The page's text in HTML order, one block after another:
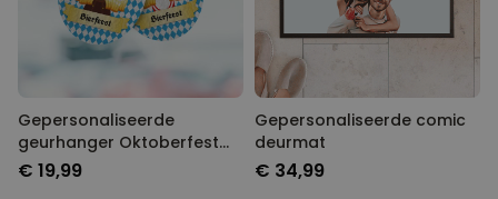
Gepersonaliseerde
geurhanger Oktoberfest
set van 2
€ 19,99
Gepersonaliseerde comic
deurmat
€ 34,99